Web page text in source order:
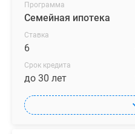
остекление
балконов
лоджий,
устанавливаются
счетчики
водоснабжения
Программа
Семейная ипотека
Ставка
6
Срок кредита
до 30 лет